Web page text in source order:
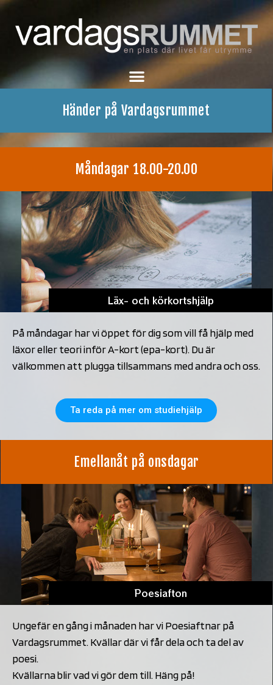
Händer på Vardagsrummet
Måndagar 18.00-20.00
Läx- och körkortshjälp
På måndagar har vi öppet för dig som vill få hjälp med
läxor eller teori inför A-kort (epa-kort). Du är
välkommen att plugga tillsammans med andra och oss.
Ta reda på mer om studiehjälp
Emellanåt på onsdagar
Ungefär en gång i månaden har vi Poesiaftnar på
Vardagsrummet. Kvällar där vi får dela och ta del av
poesi.
Kvällarna blir vad vi gör dem till. Häng på!
Poesiafton